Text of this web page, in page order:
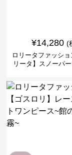
¥14,280 (
ロリータファッシ
リータ】スノーパ